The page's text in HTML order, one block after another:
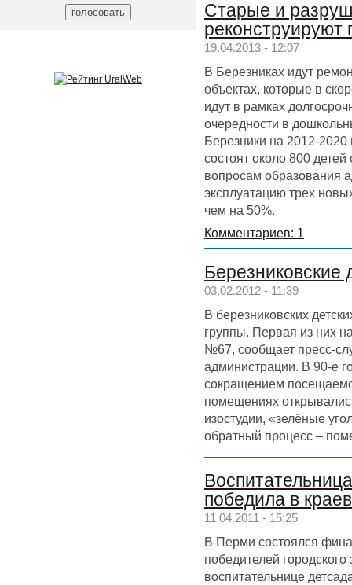
Старые и
реконструируют
19.04.2013 - 12:07
В Березниках идут
объектах, которые в
идут в рамках
очередности в
Березники на 2012-
состоят около 800
вопросам образования
эксплуатацию трех
чем на 50%.
Комментариев: 1
03.02.2012 - 11:39
В березниковских
группы. Первая из них
№67, сообщает пресс-
администрации. В 90-е
сокращением
помещениях
изостудии, «зелёные
обратный процесс –
победила в
11.04.2011 - 15:25
В Перми состоялся
победителей
воспитательнице